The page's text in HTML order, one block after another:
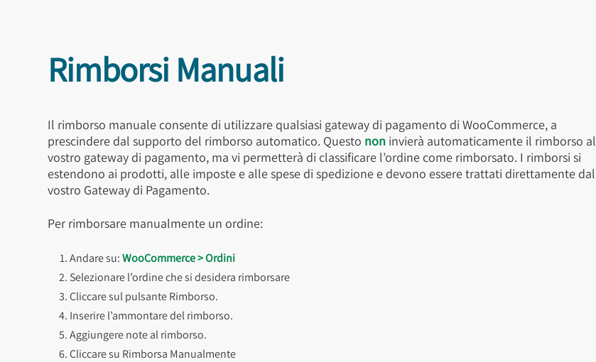
Rimborsi Manuali
Il rimborso manuale consente di utilizzare qualsiasi gateway di pagamento di WooCommerce, a
prescindere dal supporto del rimborso automatico. Questo non invierà automaticamente il rimborso al
vostro gateway di pagamento, ma vi permetterà di classificare l’ordine come rimborsato. I rimborsi si
estendono ai prodotti, alle imposte e alle spese di spedizione e devono essere trattati direttamente dal
vostro Gateway di Pagamento.
Per rimborsare manualmente un ordine:
Andare su:WooCommerce > Ordini
Selezionare l’ordine che si desidera rimborsare
Cliccare sul pulsante Rimborso.
Inserire l’ammontare del rimborso.
Aggiungere note al rimborso.
Cliccare su Rimborsa Manualmente